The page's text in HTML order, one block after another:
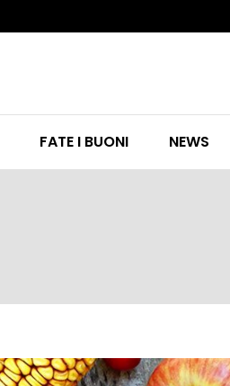
FATE I BUONI NEWS